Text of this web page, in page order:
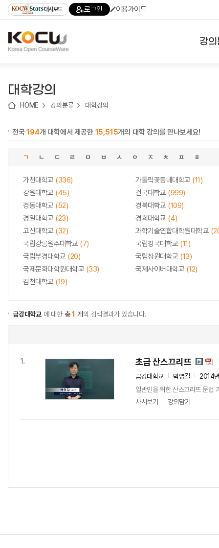
기
기
기
content)
가
대시보드 로그인 이용가이드
강
대학강의
HOME 강의분류 대학강의
전국194개 대학에서 제공한 15,515개의 대학 강의를 만나보세요!
ㄱ ㄴ ㄷ ㄹ ㅁ ㅂ ㅅ ㅇ ㅈ ㅊ ㅍ ㅎ
가천대학교 (336) 가톨릭꽃동네대학교 (11)
강원대학교 (45) 건국대학교 (999)
경동대학교 (52) 경북대학교 (109)
경일대학교 (23) 경희대학교 (4)
고신대학교 (32) 과학기술연합대학원대학교
국립강릉원주대학교 (7) 국립경국대학교 (11)
국립부경대학교 (20) 국립창원대학교 (13)
국제문화대학원대학교 (33) 국제사이버대학교 (12)
김천대학교 (19)
금강대학교 에 대한 총1 개의 검색결과가 있습니다.
1. 초급 산스끄리뜨
금강대학교 박영길
2014
일반인을 위한 산스끄리뜨 문법
차시보기
강의담기